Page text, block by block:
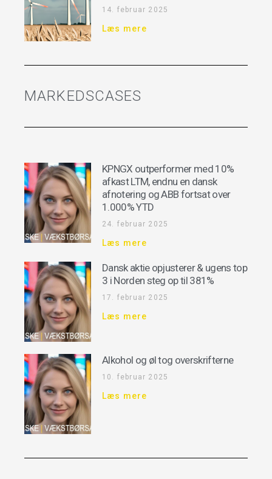
14. februar 2025
Læs mere
MARKEDSCASES
KPNGX outperformer med 10%
afkast LTM, endnu en dansk
afnotering og ABB fortsat over
1.000% YTD
24. februar 2025
Læs mere
Dansk aktie opjusterer & ugens top
3 i Norden steg op til 381%
17. februar 2025
Læs mere
Alkohol og øl tog overskrifterne
10. februar 2025
Læs mere